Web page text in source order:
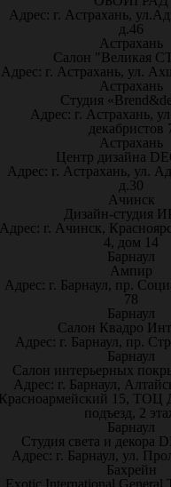
Адрес: г. Астрахань,
д.46
Астрахань
Салон "Великая
Адрес: г. Астрахань, ул.
Астрахань
Студия
Адрес: г. Астрахань,
декабристов
Астрахань
Центр дизайна
Адрес: г. Астрахань, ул.
д.30
Ачинск
Дизайн-студия
Адрес: г. Ачинск,
4, дом 14
Барнаул
Ампир
Адрес: г. Барнаул, пр.
78
Барнаул
Салон Квадро
Адрес: г. Барнаул, пр.
Барнаул
Салон интерьерных
Адрес: г. Барнаул,
15, ТОЦ
подъезд, 2
Барнаул
Студия света и декора
Адрес: г. Барнаул, ул.
Бахрейн
Exotic International General